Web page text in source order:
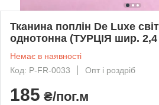
Тканина поплін De Luxe
однотонна (ТУРЦІЯ шир. 2,4
Немає в наявності
Код: P-FR-0033
Опт і роздріб
185 ₴/пог.м